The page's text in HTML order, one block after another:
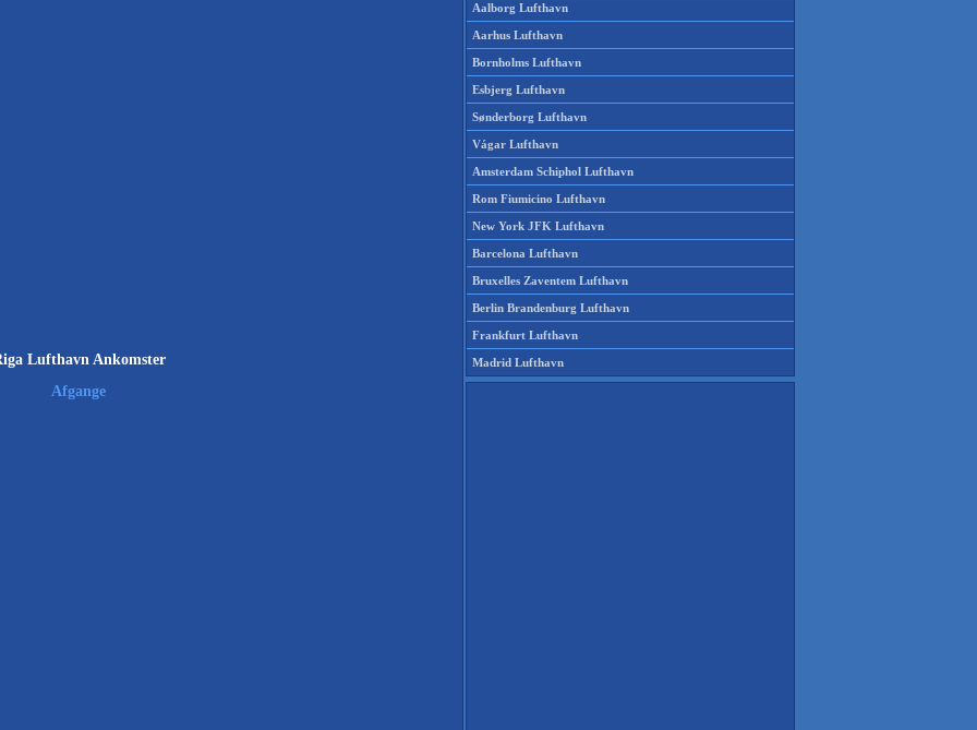
Lufthavn Ankomster
Afgange
Aalborg Lufthavn
Aarhus Lufthavn
Bornholms Lufthavn
Esbjerg Lufthavn
Sønderborg Lufthavn
Vágar Lufthavn
Amsterdam Schiphol Lufthavn
Rom Fiumicino Lufthavn
New York JFK Lufthavn
Barcelona Lufthavn
Bruxelles Zaventem Lufthavn
Berlin Brandenburg Lufthavn
Frankfurt Lufthavn
Madrid Lufthavn